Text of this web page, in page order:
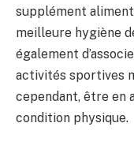
supplément
meilleure hygiène
également
activités sportives
cependant, être en
condition physique.